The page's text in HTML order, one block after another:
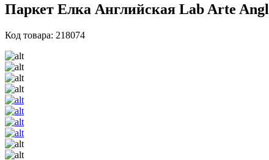
Паркет Елка Английская Lab Arte
Код товара: 218074